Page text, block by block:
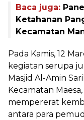
Baca juga:
Ketahanan
Kecamatan
Pada Kamis, 12
kegiatan serupa
Masjid Al-Amin
Kecamatan
mempererat
antara para